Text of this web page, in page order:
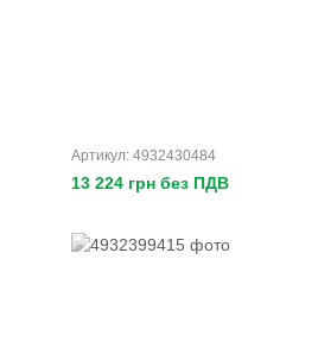
Артикул: 4932430484
13 224 грн без ПДВ